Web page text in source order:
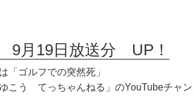
9月19日放送分 UP！
「ゴルフでの突然死」
ゆこう てっちゃんねる」のYouTubeチャ